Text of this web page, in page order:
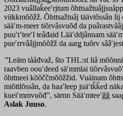
2023 vuâllaǩeeʹrjtum
viikkmõõžž. Õhttsažtuâj täävtõssân lij
sääʹm-meer tiõrvâsvuõđ da
puuʹtʼteeʹl teâđaid Lääʹddjânnam
pueʹrrvââjjmõõžž da aarǥ tuõrv
”Leäm tååđvaž, što THL:st liâ
raavben oouʹdeed säʹmmlai
õhttneei kõõččmõõžžid. Vuäinam
miõttlõssân, da haaʹleep juäʹtǩǩed
kueiʹmmvuõđ”, särnn Sääʹmteeʹǧǧ
Aslak Juuso.